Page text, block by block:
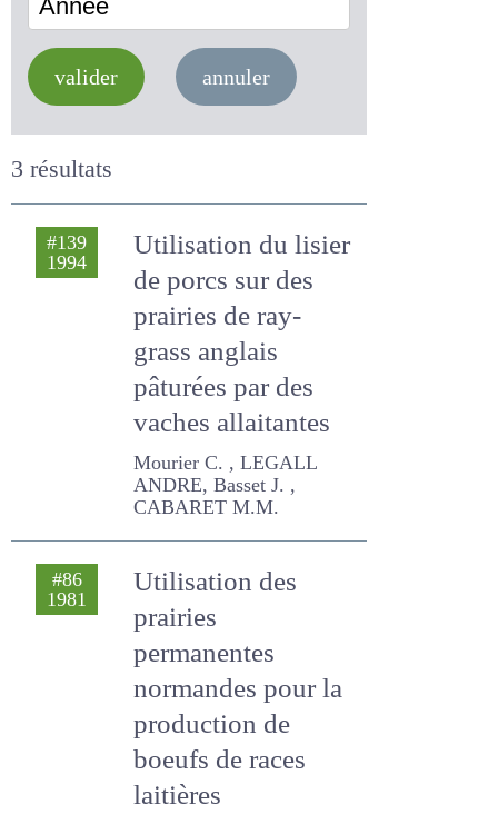
valider annuler
3 résultats
#139
Utilisation du lisier
de porcs sur des
prairies de ray-
grass anglais
pâturées par des
vaches allaitantes
Mourier C. , LEGALL ANDRE,
Basset J. , CABARET M.M.
#86
1981
Utilisation des
prairies
permanentes
normandes pour la
production de
boeufs de races
laitières